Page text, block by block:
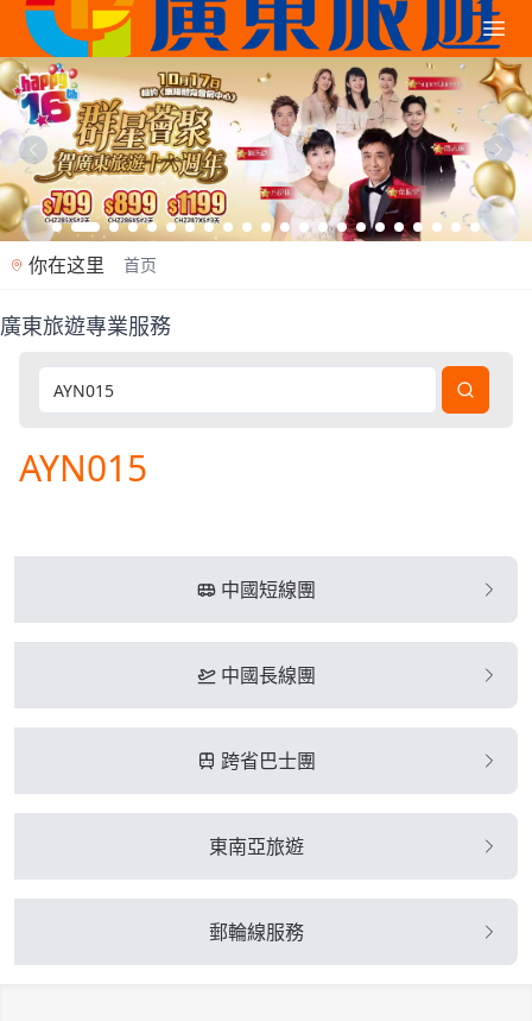
你在这里 首页
廣東旅遊專業服務
廣東旅遊是香港專業旅行社（牌照353362），2012年重塑品
AYN015
中國短線團
中國長線團
跨省巴士團
東南亞旅遊
郵輪線服務